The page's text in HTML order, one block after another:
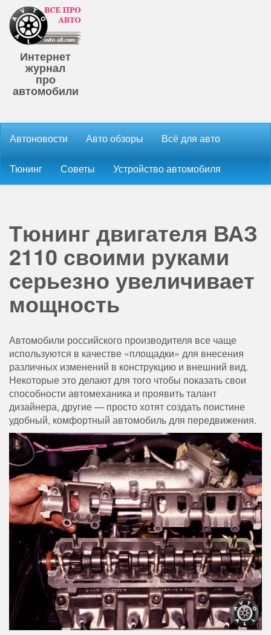
Интернет
журнал
про
автомобили
Автоновости Авто обзоры Всё для авто
Тюнинг Советы Устройство автомобиля
Тюнинг двигателя ВАЗ
2110 своими руками
серьезно увеличивает
мощность
Автомобили российского производителя все чаще
используются в качестве «площадки» для внесения
различных изменений в конструкцию и внешний вид.
Некоторые это делают для того чтобы показать свои
способности автомеханика и проявить талант
дизайнера, другие — просто хотят создать поистине
удобный, комфортный автомобиль для передвижения.